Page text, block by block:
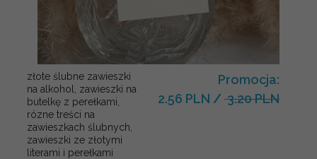
złote ślubne zawieszki
na alkohol, zawieszki na
butelkę z perełkami,
rózne treści na
zawieszkach ślubnych,
zawieszki ze złotymi
literami i perełkami
Promocja:
2.56 PLN / 3.20 PLN